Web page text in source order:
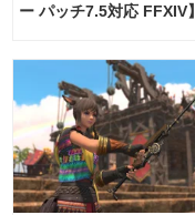
ー パッチ7.5対応 FFXIV】